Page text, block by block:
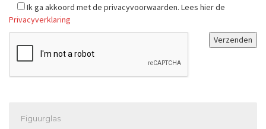
Ik ga akkoord met de privacyvoorwaarden. Lees hier de
Privacyverklaring
Figuurglas